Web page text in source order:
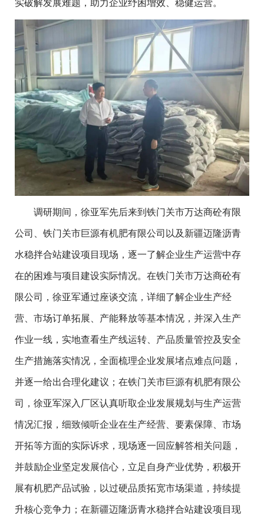
实破解发展难题，助力企业纾困增效、稳健运营。
调研期间，徐亚军先后来到铁门关市万达商砼有限
公司、铁门关市巨源有机肥有限公司以及新疆迈隆沥青
水稳拌合站建设项目现场，逐一了解企业生产运营中存
在的困难与项目建设实际情况。在铁门关市万达商砼有
限公司，徐亚军通过座谈交流，详细了解企业生产经
营、市场订单拓展、产能释放等基本情况，并深入生产
作业一线，实地查看生产线运转、产品质量管控及安全
生产措施落实情况，全面梳理企业发展堵点难点问题，
并逐一给出合理化建议；在铁门关市巨源有机肥有限公
司，徐亚军深入厂区认真听取企业发展规划与生产运营
情况汇报，细致倾听企业在生产经营、要素保障、市场
开拓等方面的实际诉求，现场逐一回应解答相关问题，
并鼓励企业坚定发展信心，立足自身产业优势，积极开
展有机肥产品试验，以过硬品质拓宽市场渠道，持续提
升核心竞争力；在新疆迈隆沥青水稳拌合站建设项目现